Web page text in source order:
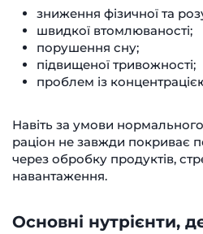
зниження фізичної та
швидкої втомлюваності;
порушення сну;
підвищеної тривожності;
проблем із
Навіть за умови
раціон не завжди покриває
через обробку продуктів,
навантаження.
Основні нутрієнти,